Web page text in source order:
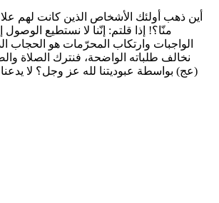
أين ذهب أولئك الأشخاص الذين كانت لهم
منّا؟! إذا قلتم: إنّنا لا نستطيع
الواجبات وارتكاب المحرّمات هو الحجاب
نخالف طلباته الواضحة، فنترك الصلاة
(عج) بواسطة عبوديتنا لله عز وجل؟ لا